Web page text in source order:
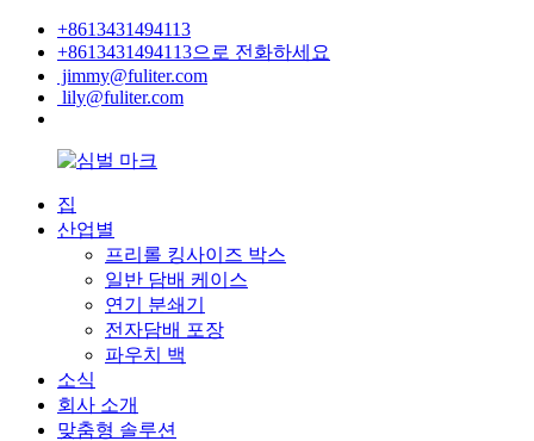
+8613431494113
+8613431494113으로 전화하세요
jimmy@fuliter.com
lily@fuliter.com
집
산업별
프리롤 킹사이즈 박스
일반 담배 케이스
연기 분쇄기
전자담배 포장
파우치 백
소식
회사 소개
맞춤형 솔루션